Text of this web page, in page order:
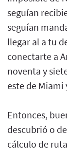
seguían
seguían
llegar al a tu
conectarte a
noventa y
este de
Entonces,
descubrió o
cálculo de